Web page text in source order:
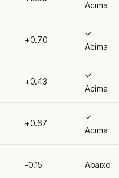
Acima
+0.70
✓
Acima
+0.43
✓
Acima
+0.67
✓
Acima
-0.15 Abaixo